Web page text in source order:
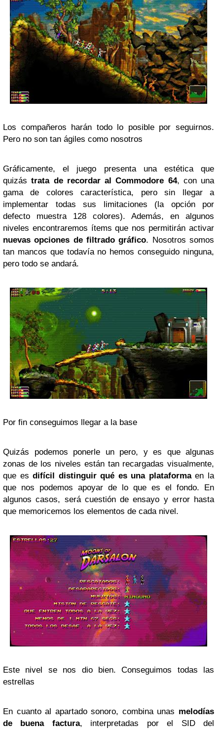
Los compañeros harán todo lo posible por seguirnos.
Pero no son tan ágiles como nosotros
Gráficamente, el juego presenta una estética que
quizástrata de recordar al Commodore 64, con una
gama de colores característica, pero sin llegar a
implementar todas sus limitaciones (la opción por
defecto muestra 128 colores). Además, en algunos
niveles encontraremos ítems que nos permitirán activar
nuevas opciones de filtrado gráfico. Nosotros somos
tan mancos que todavía no hemos conseguido ninguna,
pero todo se andará.
Por fin conseguimos llegar a la base
Quizás podemos ponerle un pero, y es que algunas
zonas de los niveles están tan recargadas visualmente,
que esdifícil distinguir qué es una plataformaen la
que nos podemos apoyar de lo que es el fondo. En
algunos casos, será cuestión de ensayo y error hasta
que memoricemos los elementos de cada nivel.
Este nivel se nos dio bien. Conseguimos todas las
estrellas
En cuanto al apartado sonoro, combina unas melodías
de buena factura, interpretadas por el SID del